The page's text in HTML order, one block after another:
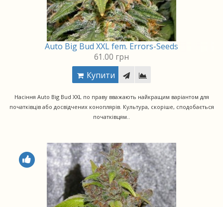
Auto Big Bud XXL fem. Errors-Seeds
61.00 грн
Купити
Насіння Auto Big Bud XXL по праву вважають найкращим варіантом для
початківців або досвідчених коноплярів. Культура, скоріше, сподобається
початківцям..